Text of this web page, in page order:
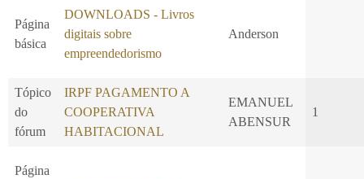
Página
básica
DOWNLOADS - Livros
digitais sobre
empreendedorismo
Anderson
Tópico
do
fórum
IRPF PAGAMENTO A
COOPERATIVA
HABITACIONAL
EMANUEL
ABENSUR
1
Página